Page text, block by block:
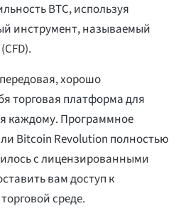
BTC, используя
инструмент, называемый
хорошо
торговая платформа для
каждому. Программное
Bitcoin Revolution полностью
с лицензированными
вам доступ к
среде.